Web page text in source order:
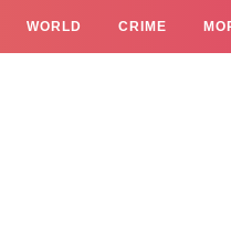
WORLD CRIME